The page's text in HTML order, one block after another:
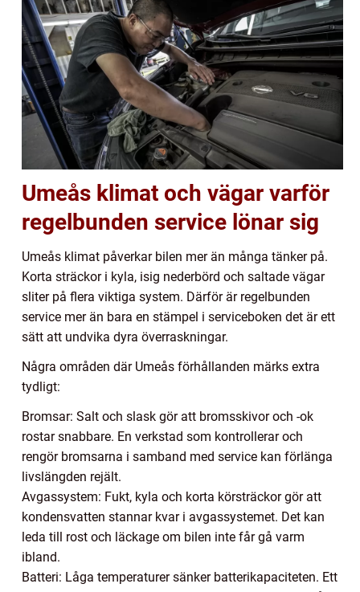
Umeås klimat och vägar varför
regelbunden service lönar sig
Umeås klimat påverkar bilen mer än många tänker på.
Korta sträckor i kyla, isig nederbörd och saltade vägar
sliter på flera viktiga system. Därför är regelbunden
service mer än bara en stämpel i serviceboken det är ett
sätt att undvika dyra överraskningar.
Några områden där Umeås förhållanden märks extra
tydligt:
Bromsar: Salt och slask gör att bromsskivor och -ok
rostar snabbare. En verkstad som kontrollerar och
rengör bromsarna i samband med service kan förlänga
livslängden rejält.
Avgassystem: Fukt, kyla och korta körsträckor gör att
kondensvatten stannar kvar i avgassystemet. Det kan
leda till rost och läckage om bilen inte får gå varm
ibland.
Batteri: Låga temperaturer sänker batterikapaciteten. Ett